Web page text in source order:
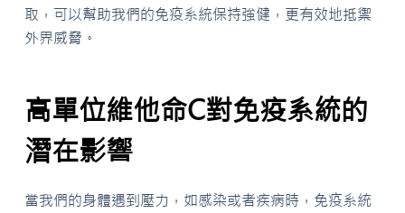
取，可以幫助我們的免疫系統保持強健，更有效地抵禦
外界威脅。
高單位維他命C對免疫系統的
潛在影響
當我們的身體遇到壓力，如感染或者疾病時，免疫系統